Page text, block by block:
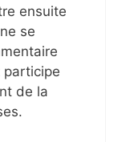
ensuite
se
participe
de la